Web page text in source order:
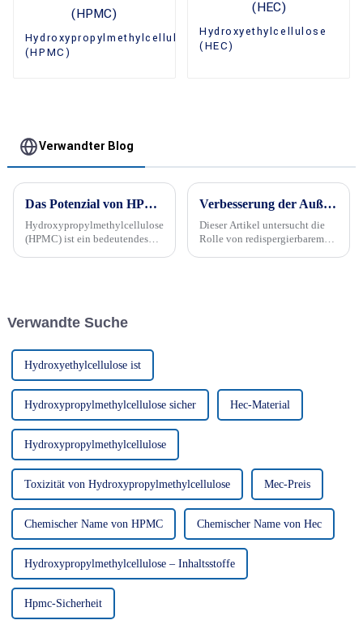
Hydroxypropylmethylcellulose
(HPMC)
Hydroxyethylcellulose
(HEC)
Verwandter Blog
Das Potenzial von HPMC freisetzen || Die Vielseitigkeit von HPMC erkunden
Hydroxypropylmethylcellulose
(HPMC) ist ein bedeutendes
Verbesserung der Außenwanddämmung mit RDP
Dieser Artikel untersucht die
Rolle von redispergierbarem
Verwandte Suche
Hydroxyethylcellulose ist
Hydroxypropylmethylcellulose sicher Hec-Material
Hydroxypropylmethylcellulose
Toxizität von Hydroxypropylmethylcellulose Mec-Preis
Chemischer Name von HPMC Chemischer Name von Hec
Hydroxypropylmethylcellulose – Inhaltsstoffe
Hpmc-Sicherheit